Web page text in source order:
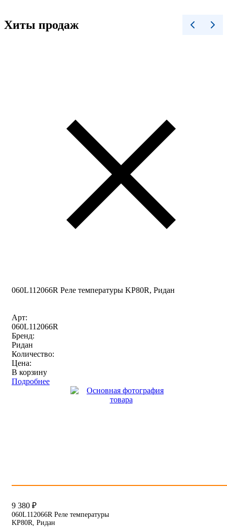
Хиты продаж
060L112066R Реле температуры KP80R, Ридан
Арт:
060L112066R
Бренд:
Ридан
Количество:
Цена:
В корзину
Подробнее
9 380 ₽
060L112066R Реле температуры
KP80R, Ридан